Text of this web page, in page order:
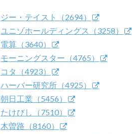
ジー・テイスト（2694）
ユニゾホールディングス（3258）
電算（3640）
モーニングスター（4765）
コタ（4923）
ハーバー研究所（4925）
朝日工業（5456）
たけびし（7510）
木曽路（8160）